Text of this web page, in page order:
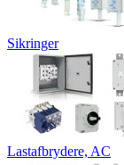
Sikringer
Lastafbrydere, AC